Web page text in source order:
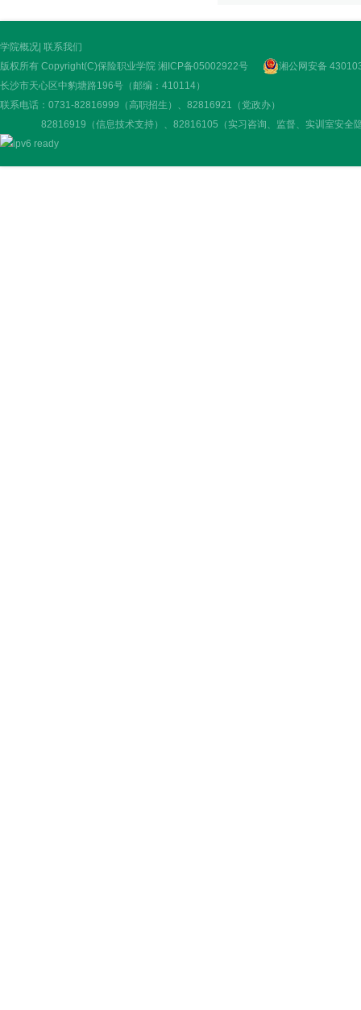
学院概况| 联系我们
版权所有 Copyright(C)保险职业学院 湘ICP备05002922号
湘公网安备
长沙市天心区中豹塘路196号（邮编：410114）
联系电话：0731-82816999（高职招生）、82816921（党政办）
82816919（信息技术支持）、82816105（实习咨询、监督、实训室安全